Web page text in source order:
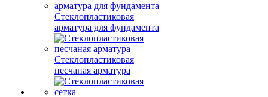
Стеклопластиковая
арматура для фундамента
Стеклопластиковая
песчаная арматура